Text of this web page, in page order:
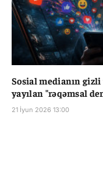
Sosial medianın
yayılan "rəqəmsal
21 İyun 2026 13:00